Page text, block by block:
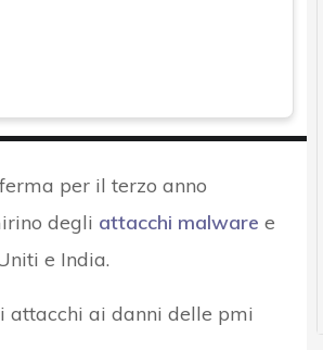
per il terzo anno
degli attacchi malware e
e India.
attacchi ai danni delle pmi